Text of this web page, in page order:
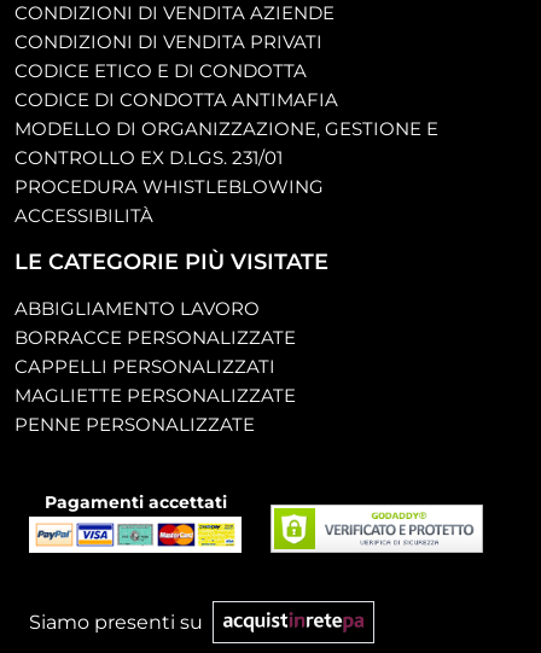
CONDIZIONI DI VENDITA AZIENDE
CONDIZIONI DI VENDITA PRIVATI
CODICE ETICO E DI CONDOTTA
CODICE DI CONDOTTA ANTIMAFIA
MODELLO DI ORGANIZZAZIONE, GESTIONE E
CONTROLLO EX D.LGS. 231/01
PROCEDURA WHISTLEBLOWING
ACCESSIBILITÀ
LE CATEGORIE PIÙ VISITATE
ABBIGLIAMENTO LAVORO
BORRACCE PERSONALIZZATE
CAPPELLI PERSONALIZZATI
MAGLIETTE PERSONALIZZATE
PENNE PERSONALIZZATE
Pagamenti accettati
Siamo presenti su